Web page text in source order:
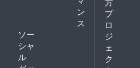
ン
ス
ソー
シャ
ル
プ
ロ
ジ
ェ
ク